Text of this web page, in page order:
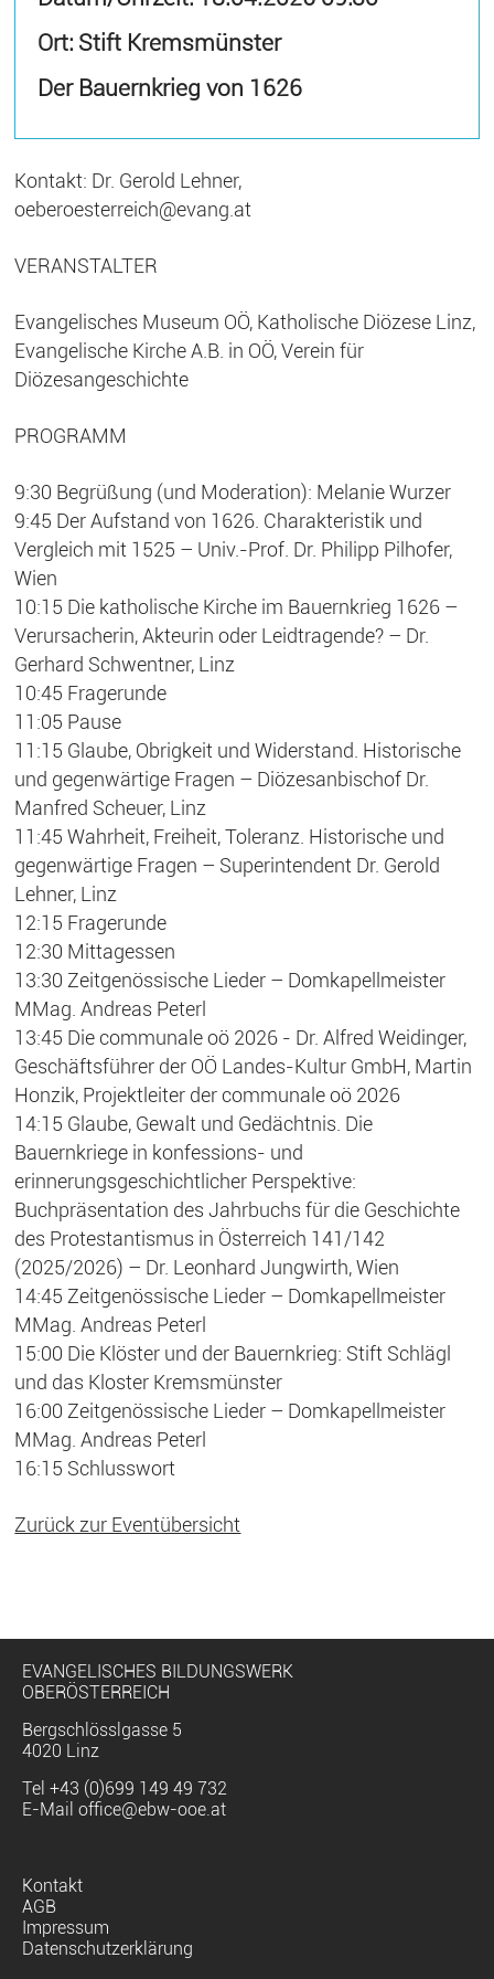
Ort: Stift Kremsmünster
Der Bauernkrieg von 1626
Kontakt: Dr. Gerold Lehner,
oeberoesterreich@evang.at
VERANSTALTER
Evangelisches Museum OÖ, Katholische Diözese Linz,
Evangelische Kirche A.B. in OÖ, Verein für
Diözesangeschichte
PROGRAMM
9:30 Begrüßung (und Moderation): Melanie Wurzer
9:45 Der Aufstand von 1626. Charakteristik und
Vergleich mit 1525 – Univ.-Prof. Dr. Philipp Pilhofer,
Wien
10:15 Die katholische Kirche im Bauernkrieg 1626 –
Verursacherin, Akteurin oder Leidtragende? – Dr.
Gerhard Schwentner, Linz
10:45 Fragerunde
11:05 Pause
11:15 Glaube, Obrigkeit und Widerstand. Historische
und gegenwärtige Fragen – Diözesanbischof Dr.
Manfred Scheuer, Linz
11:45 Wahrheit, Freiheit, Toleranz. Historische und
gegenwärtige Fragen – Superintendent Dr. Gerold
Lehner, Linz
12:15 Fragerunde
12:30 Mittagessen
13:30 Zeitgenössische Lieder – Domkapellmeister
MMag. Andreas Peterl
13:45 Die communale oö 2026 - Dr. Alfred Weidinger,
Geschäftsführer der OÖ Landes-Kultur GmbH, Martin
Honzik, Projektleiter der communale oö 2026
14:15 Glaube, Gewalt und Gedächtnis. Die
Bauernkriege in konfessions- und
erinnerungsgeschichtlicher Perspektive:
Buchpräsentation des Jahrbuchs für die Geschichte
des Protestantismus in Österreich 141/142
(2025/2026) – Dr. Leonhard Jungwirth, Wien
14:45 Zeitgenössische Lieder – Domkapellmeister
MMag. Andreas Peterl
15:00 Die Klöster und der Bauernkrieg: Stift Schlägl
und das Kloster Kremsmünster
16:00 Zeitgenössische Lieder – Domkapellmeister
MMag. Andreas Peterl
16:15 Schlusswort
Zurück zur Eventübersicht
EVANGELISCHES BILDUNGSWERK
OBERÖSTERREICH
Bergschlösslgasse 5
4020 Linz
Tel +43 (0)699 149 49 732
E-Mail office@ebw-ooe.at
Navigation
überspringen
Kontakt
AGB
Impressum
Datenschutzerklärung